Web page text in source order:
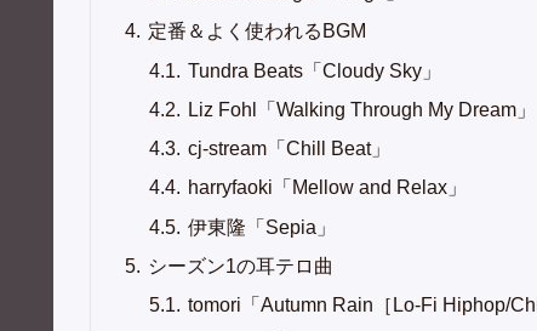
定番＆よく使われるBGM
Tundra Beats「Cloudy Sky」
Liz Fohl「Walking Through My Dream」
cj-stream「Chill Beat」
harryfaoki「Mellow and Relax」
伊東隆「Sepia」
シーズン1の耳テロ曲
tomori「Autumn Rain［Lo-Fi Hiphop/